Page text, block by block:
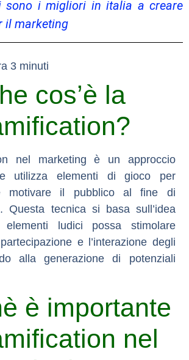
sono i migliori in italia a creare
il marketing
cos’è la
nel marketing è un approccio
utilizza elementi di gioco per
motivare il pubblico al fine di
Questa tecnica si basa sull’idea
ludici possa stimolare
e l’interazione degli
alla generazione di potenziali
è importante
nel